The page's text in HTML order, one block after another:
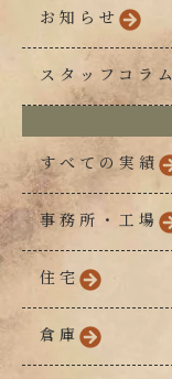
お知らせ
スタッフコラム
すべての実績
事務所・工場
住宅
倉庫